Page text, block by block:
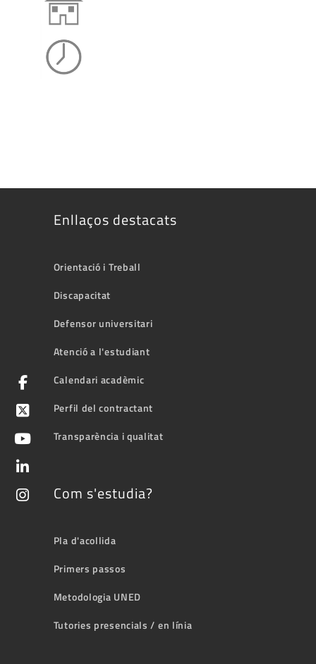
Enllaços destacats
Orientació i Treball
Discapacitat
Defensor universitari
Atenció a l'estudiant
Calendari acadèmic
Perfil del contractant
Transparència i qualitat
Com s'estudia?
Pla d'acollida
Primers passos
Metodologia UNED
Tutories presencials / en línia